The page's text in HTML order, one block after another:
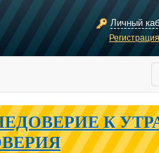
Личный
К